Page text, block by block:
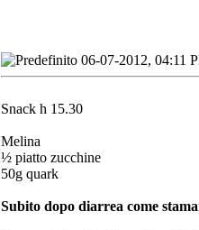
06-07-2012, 04:11
Snack h 15.30
Melina
½ piatto zucchine
50g quark
Subito dopo diarrea come